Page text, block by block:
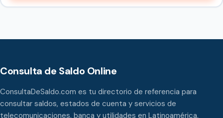
Consulta de Saldo Online
ConsultaDeSaldo.com es tu directorio de referencia para
consultar saldos, estados de cuenta y servicios de
telecomunicaciones, banca y utilidades en Latinoamérica.